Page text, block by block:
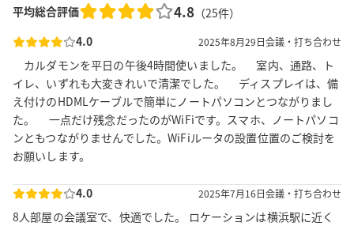
平均総合評価 4.8（25件）
4.0
2025年8月29日会議・打ち合わせ
カルダモンを平日の午後4時間使いました。 室内、通路、ト
イレ、いずれも大変きれいで清潔でした。 ディスプレイは、備
え付けのHDMLケーブルで簡単にノートパソコンとつながりまし
た。 一点だけ残念だったのがWiFiです。スマホ、ノートパソコ
ンともつながりませんでした。WiFiルータの設置位置のご検討を
お願いします。
4.0 2025年7月16日会議・打ち合わせ
8人部屋の会議室で、快適でした。 ロケーションは横浜駅に近く